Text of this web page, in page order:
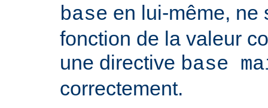
base en lui-même, ne
fonction de la valeur
une directive base
correctement.